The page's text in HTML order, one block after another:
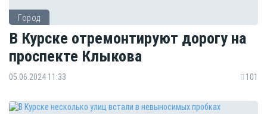
Город
В Курске отремонтируют дорогу на
проспекте Клыкова
05.06.2024 11:33 101